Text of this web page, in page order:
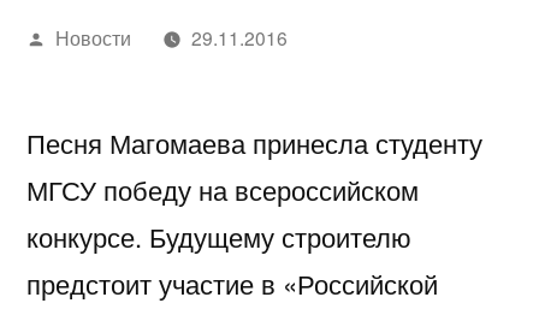
Написано
Новости 29.11.2016
Песня Магомаева принесла студенту
МГСУ победу на всероссийском
конкурсе. Будущему строителю
предстоит участие в «Российской